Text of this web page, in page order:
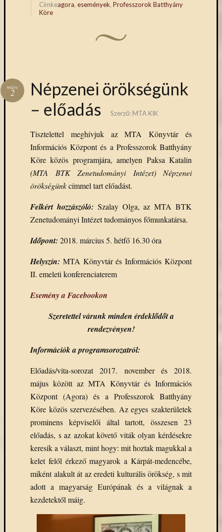
Címkeagora, események, Professzorok Batthyány
Köre
Népzenei örökségünk
– előadás
márc
2
Szerző: MTA KIK
Tisztelettel meghívjuk az MTA Könyvtár és
Információs Központ és a Professzorok Batthyány
Köre közös programjára, amelyen Paksa Katalin
(MTA BTK Zenetudományi Intézet)
Népzenei
örökségünkcímmel tart előadást.
Felkért hozzászóló: Szalay Olga, az MTA BTK
Zenetudományi Intézet tudományos főmunkatársa.
Időpont: 2018. március 5. hétfő 16.30 óra
Helyszín: MTA Könyvtár és Információs Központ
II. emeleti konferenciaterem
Esemény a Facebookon
Szeretettel várunk minden érdeklődőt a
rendezvényen!
Információk a programsorozatról:
Előadás/vita-sorozat 2017. november és 2018.
május között az MTA Könyvtár és Információs
Központ (Agora) és a Professzorok Batthyány
Köre közös szervezésében. Az egyes szakterületek
prominens képviselői által tartott, összesen 23
előadás, s az azokat követő viták olyan kérdésekre
keresik a választ, mint hogy: mit hoztak magukkal a
kelet felől érkező magyarok a Kárpát-medencébe,
miként alakult át az eredeti kulturális örökség, s mit
adott a magyarság Európának és a világnak a
kezdetektől máig.